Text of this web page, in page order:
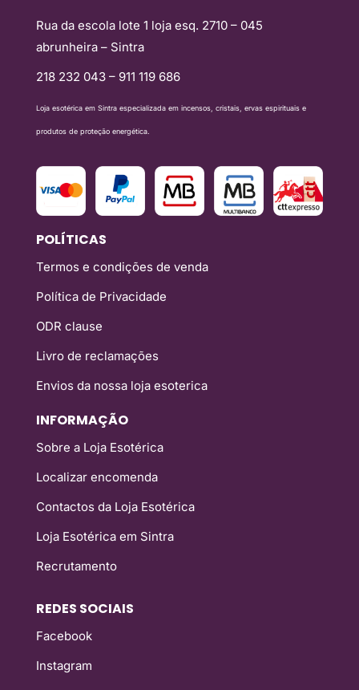
Rua da escola lote 1 loja esq. 2710 – 045
abrunheira – Sintra
218 232 043 – 911 119 686
Loja esotérica em Sintra especializada em incensos, cristais, ervas espirituais e
produtos de proteção energética.
POLÍTICAS
Termos e condições de venda
Política de Privacidade
ODR clause
Livro de reclamações
Envios da nossa loja esoterica
INFORMAÇÃO
Sobre a Loja Esotérica
Localizar encomenda
Contactos da Loja Esotérica
Loja Esotérica em Sintra
Recrutamento
REDES SOCIAIS
Facebook
Instagram